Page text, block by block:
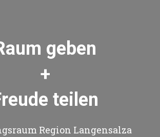
geben
+
teilen
Region Langensalza